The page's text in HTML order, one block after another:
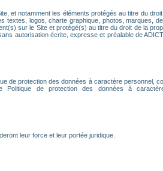
et notamment les éléments protégés au titre du
logos, charte graphique, photos, marques,
sur le Site et protégé(s) au titre du droit de la
autorisation écrite, expresse et préalable de
de protection des données à caractère personnel,
de protection des données à
leur force et leur portée juridique.